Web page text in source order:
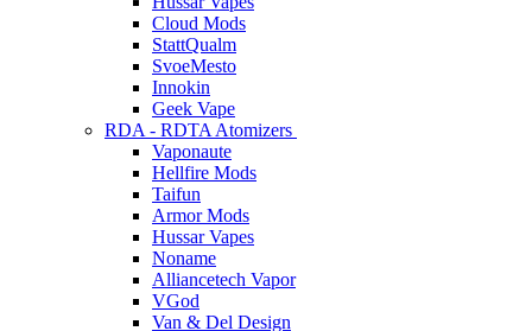
Cloud Mods
StattQualm
SvoeMesto
Innokin
Geek Vape
RDA - RDTA Atomizers
Vaponaute
Hellfire Mods
Taifun
Armor Mods
Hussar Vapes
Noname
Alliancetech Vapor
VGod
Van & Del Design